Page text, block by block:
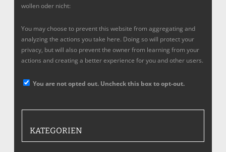
wollen oder nicht:
You may choose to prevent this website from aggregating and
analyzing the actions you take here. Doing so will protect your
privacy, but will also prevent the owner from learning from your
actions and creating a better experience for you and other users.
You are not opted out. Uncheck this box to opt-out.
KATEGORIEN